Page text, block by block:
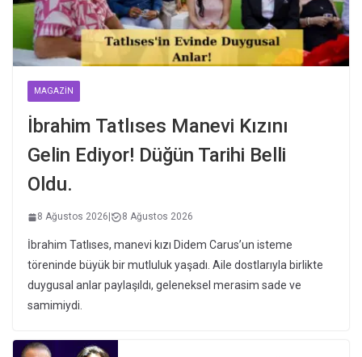
MAGAZIN
İbrahim Tatlıses Manevi Kızını
Gelin Ediyor! Düğün Tarihi Belli
Oldu.
8 Ağustos 2026 8 Ağustos 2026
İbrahim Tatlıses, manevi kızı Didem Carus’un isteme
töreninde büyük bir mutluluk yaşadı. Aile dostlarıyla birlikte
duygusal anlar paylaşıldı, geleneksel merasim sade ve
samimiydi.